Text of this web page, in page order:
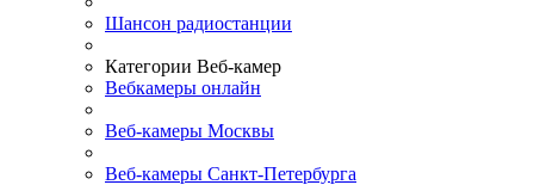
Шансон радиостанции
Категории Веб-камер
Вебкамеры онлайн
Веб-камеры Москвы
Веб-камеры Санкт-Петербурга